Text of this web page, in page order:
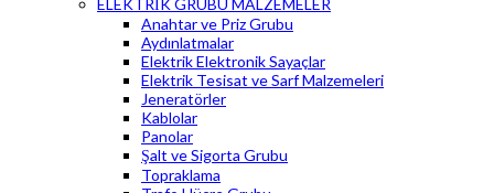
Anahtar ve Priz Grubu
Aydınlatmalar
Elektrik Elektronik Sayaçlar
Elektrik Tesisat ve Sarf Malzemeleri
Jeneratörler
Kablolar
Panolar
Şalt ve Sigorta Grubu
Topraklama